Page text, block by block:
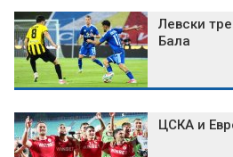
Левски
Бала
ЦСКА и